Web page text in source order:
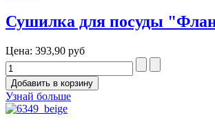
Сушилка для посуды
Цена: 393,90 руб
Узнай больше